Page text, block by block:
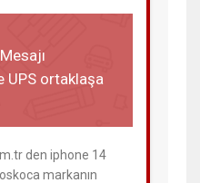
UPS ortaklaşa
den iphone 14
markanın